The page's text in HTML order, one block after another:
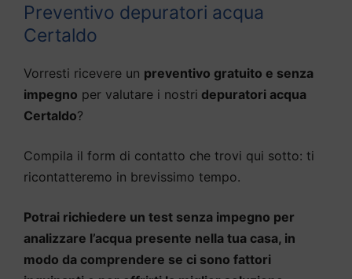
Preventivo depuratori acqua
Certaldo
Vorresti ricevere un preventivo gratuito e senza
impegno per valutare i nostri depuratori acqua
Certaldo?
Compila il form di contatto che trovi qui sotto: ti
ricontatteremo in brevissimo tempo.
Potrai richiedere un test senza impegno per
analizzare l’acqua presente nella tua casa, in
modo da comprendere se ci sono fattori